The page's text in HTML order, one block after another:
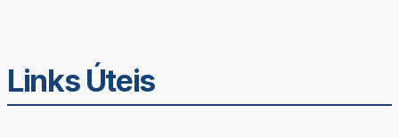
Links Úteis